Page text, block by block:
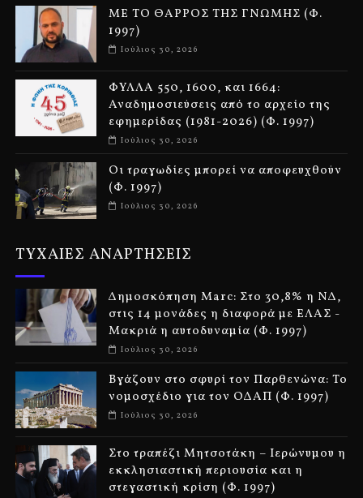
ΜΕ ΤΟ ΘΑΡΡΟΣ ΤΗΣ ΓΝΩΜΗΣ (Φ.
1997)
Ιούλιος 30, 2026
ΦΥΛΛΑ 550, 1600, και 1664:
Αναδημοσιεύσεις από το αρχείο της
εφημερίδας (1981-2026) (Φ. 1997)
Ιούλιος 30, 2026
Οι τραγωδίες μπορεί να αποφευχθούν
(Φ. 1997)
Ιούλιος 30, 2026
ΤΥΧΑΙΕΣ ΑΝΑΡΤΗΣΕΙΣ
Δημοσκόπηση Marc: Στο 30,8% η ΝΔ,
στις 14 μονάδες η διαφορά με ΕΛΑΣ -
Μακριά η αυτοδυναμία (Φ. 1997)
Ιούλιος 30, 2026
Βγάζουν στο σφυρί τον Παρθενώνα: Το
νομοσχέδιο για τον ΟΔΑΠ (Φ. 1997)
Ιούλιος 30, 2026
Στο τραπέζι Μητσοτάκη – Ιερώνυμου η
εκκλησιαστική περιουσία και η
στεγαστική κρίση (Φ. 1997)